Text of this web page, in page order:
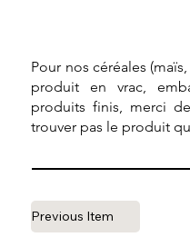
Pour nos céréales
produit en vrac,
produits finis, merci
trouver pas le produit
Previous Item